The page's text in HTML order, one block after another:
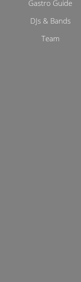
Gastro Guide
DJs & Bands
Team